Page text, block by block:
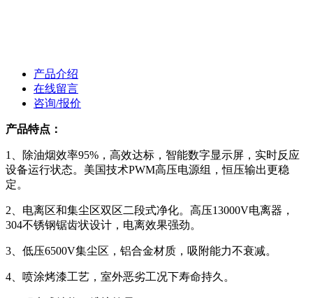
产品介绍
在线留言
咨询/报价
产品特点：
1、除油烟效率95%，高效达标，智能数字显示屏，实时反应
设备运行状态。美国技术PWM高压电源组，恒压输出更稳
定。
2、电离区和集尘区双区二段式净化。高压13000V电离器，
304不锈钢锯齿状设计，电离效果强劲。
3、低压6500V集尘区，铝合金材质，吸附能力不衰减。
4、喷涂烤漆工艺，室外恶劣工况下寿命持久。